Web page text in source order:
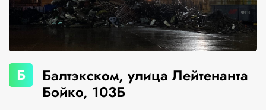
Б
Балтэкском, улица Лейтенанта
Бойко, 103Б